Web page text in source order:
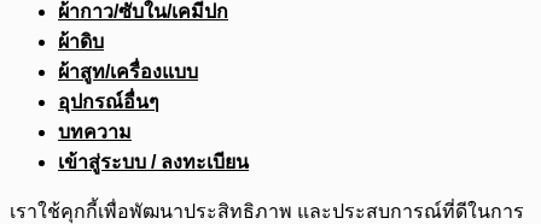
ผ้ากาว/ซับใน/เคมีปก
ผ้าดิบ
ผ้าสูท/เครื่องแบบ
อุปกรณ์อื่นๆ
บทความ
เข้าสู่ระบบ / ลงทะเบียน
เราใช้คุกกี้เพื่อพัฒนาประสิทธิภาพ และประสบการณ์ที่ดีในการ